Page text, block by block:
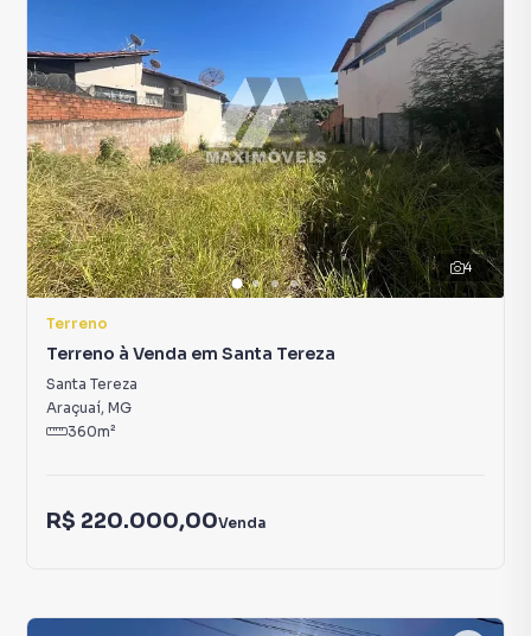
4
Terreno
Terreno à Venda em Santa Tereza
Santa Tereza
Araçuaí, MG
360m²
R$ 220.000,00Venda